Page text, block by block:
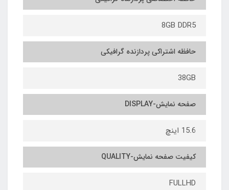
8GB DDR5
حافظه اشتراکی پردازنده گرافیکی
38GB
صفحه نمایش-DISPLAY
15.6 اینچ
کیفیت صفحه نمایش-QUALITY
FULLHD